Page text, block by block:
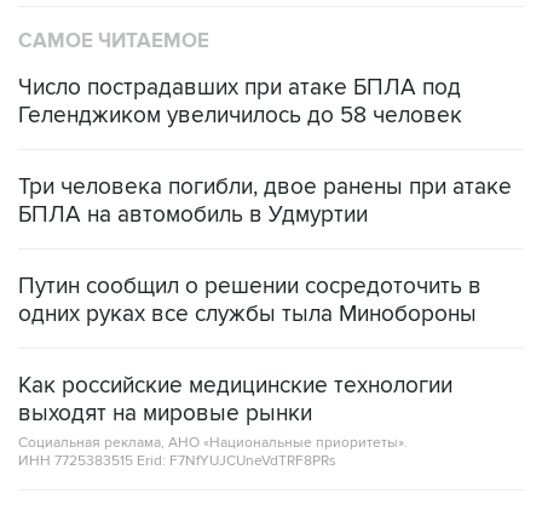
САМОЕ ЧИТАЕМОЕ
Число пострадавших при атаке БПЛА под
Геленджиком увеличилось до 58 человек
Три человека погибли, двое ранены при атаке
БПЛА на автомобиль в Удмуртии
Путин сообщил о решении сосредоточить в
одних руках все службы тыла Минобороны
Как российские медицинские технологии
выходят на мировые рынки
Социальная реклама, АНО «Национальные приоритеты».
ИНН 7725383515 Erid: F7NfYUJCUneVdTRF8PRs